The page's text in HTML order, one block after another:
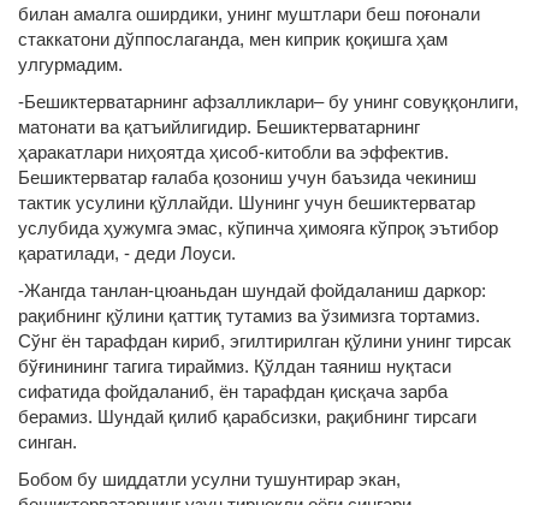
билан амалга оширдики, унинг муштлари беш поғонали
стаккатони дўппослаганда, мен киприк қоқишга ҳам
улгурмадим.
-Бешиктерватарнинг афзалликлари– бу унинг совуққонлиги,
матонати ва қатъийлигидир. Бешиктерватарнинг
ҳаракатлари ниҳоятда ҳисоб-китобли ва эффектив.
Бешиктерватар ғалаба қозониш учун баъзида чекиниш
тактик усулини қўллайди. Шунинг учун бешиктерватар
услубида ҳужумга эмас, кўпинча ҳимояга кўпроқ эътибор
қаратилади, - деди Лоуси.
-Жангда танлан-цюаньдан шундай фойдаланиш даркор:
рақибнинг қўлини қаттиқ тутамиз ва ўзимизга тортамиз.
Сўнг ён тарафдан кириб, эгилтирилган қўлини унинг тирсак
бўғинининг тагига тираймиз. Қўлдан таяниш нуқтаси
сифатида фойдаланиб, ён тарафдан қисқача зарба
берамиз. Шундай қилиб қарабсизки, рақибнинг тирсаги
синган.
Бобом бу шиддатли усулни тушунтирар экан,